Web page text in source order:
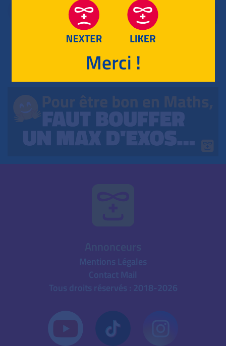
NOUVELLE CALÉDONIE
RETOUR
Mentions Légales
Contact Mail
Tous droits réservés : 2018-2026